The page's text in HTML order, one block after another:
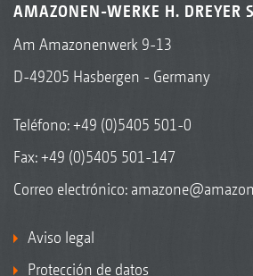
AMAZONEN-WERKE H. DREYER
Am Amazonenwerk 9-13
D-49205 Hasbergen - Germany
Teléfono:+49 (0)5405 501-0
Fax: +49 (0)5405 501-147
Correo electrónico:
Aviso legal
Protección de datos